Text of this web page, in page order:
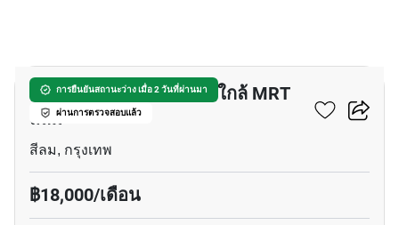
การยืนยันสถานะว่าง เมื่อ 2 วันที่ผ่านมา
ผ่านการตรวจสอบแล้ว
อพาร์ทเมนต์ 1-ห้องนอน ใกล้ MRT
สีลม
สีลม, กรุงเทพ
฿18,000/เดือน